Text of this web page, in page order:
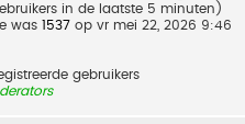
in de laatste 5 minuten)
was 1537 op vr mei 22, 2026 9:46
gebruikers